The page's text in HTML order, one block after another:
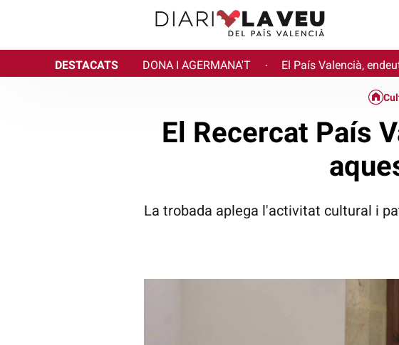
DESTACATS DONA I AGERMANA'T · El País Valencià,
El Recercat País
La trobada aplega l'activitat cultural i